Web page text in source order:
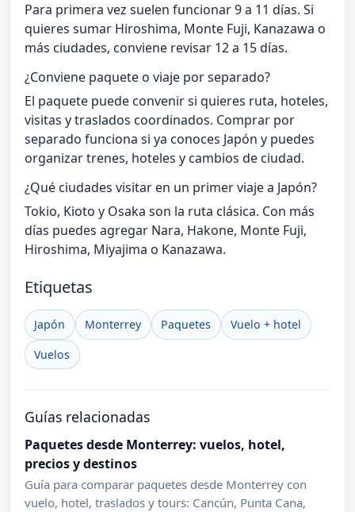
Para primera vez suelen funcionar 9 a 11 días. Si
quieres sumar Hiroshima, Monte Fuji, Kanazawa o
más ciudades, conviene revisar 12 a 15 días.
¿Conviene paquete o viaje por separado?
El paquete puede convenir si quieres ruta, hoteles,
visitas y traslados coordinados. Comprar por
separado funciona si ya conoces Japón y puedes
organizar trenes, hoteles y cambios de ciudad.
¿Qué ciudades visitar en un primer viaje a Japón?
Tokio, Kioto y Osaka son la ruta clásica. Con más
días puedes agregar Nara, Hakone, Monte Fuji,
Hiroshima, Miyajima o Kanazawa.
Etiquetas
Japón Monterrey Paquetes
Vuelo + hotel
Vuelos
Guías relacionadas
Paquetes desde Monterrey: vuelos, hotel,
precios y destinos
Guía para comparar paquetes desde Monterrey con
vuelo, hotel, traslados y tours: Cancún, Punta Cana,